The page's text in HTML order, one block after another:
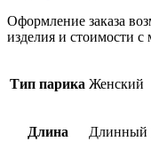
Оформление заказа
изделия и стоимости с
Тип парика Женский
Длина Длинный